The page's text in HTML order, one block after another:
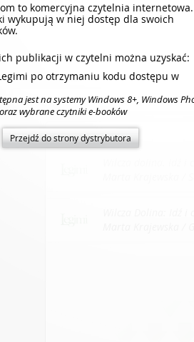
DaWern – ostatni z Wilkarów. Zemsta Pana
wydaje się nieunikniona. Czy zakazana
przeznaczeniu, czy też pozwoli wypełnić
pięknej minstrelki Stalki, towarzyszącego jej
wioski, z których każdy skrywa swoje
Zaloguj się by ocenić
Dostęp online
Wilcza dolina. Idź i
Marta Krajewska /
Wilcza Dolina: Idź i
Marta Krajewska /
to komercyjna czytelnia internetowa.
wykupują w niej dostęp dla swoich
publikacji w czytelni można uzyskać:
po otrzymaniu kodu dostępu w
jest na systemy Windows 8+, Windows
wybrane czytniki e-booków
Przejdź do strony dystrybutora